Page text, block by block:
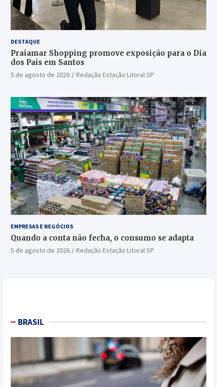
DESTAQUE
Praiamar Shopping promove exposição para o Dia
dos Pais em Santos
5 de agosto de 2026 Redação Estação Litoral SP
EMPRESAS E NEGÓCIOS
Quando a conta não fecha, o consumo se adapta
5 de agosto de 2026 Redação Estação Litoral SP
BRASIL